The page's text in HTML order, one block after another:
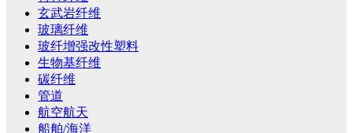
玄武岩纤维
玻璃纤维
玻纤增强改性塑料
生物基纤维
碳纤维
管道
航空航天
船舶/海洋